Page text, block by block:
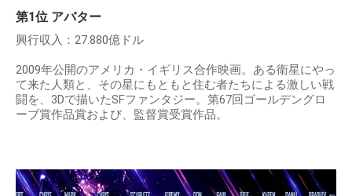
第1位 アバター
興行収入：27.880億ドル
2009年公開のアメリカ・イギリス合作映画。ある衛星にやっ
て来た人類と、その星にもともと住む者たちによる激しい戦
闘を、3Dで描いたSFファンタジー。第67回ゴールデングロ
ーブ賞作品賞および、監督賞受賞作品。